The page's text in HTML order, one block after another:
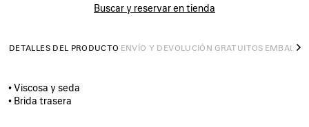
Buscar y reservar en tienda
DETALLES DEL PRODUCTO ENVÍO Y DEVOLUCIÓN GRATUITOS
• Viscosa y seda
• Brida trasera